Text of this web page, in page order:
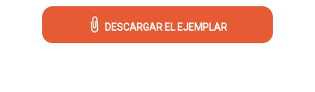
DESCARGAR EL EJEMPLAR